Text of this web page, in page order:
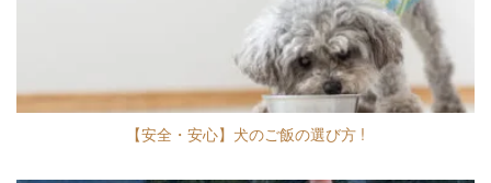
【安全・安心】犬のご飯の選び方 !